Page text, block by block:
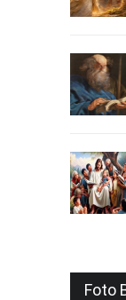
Foto